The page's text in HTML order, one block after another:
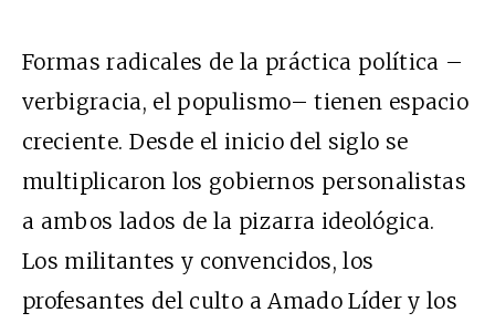
Formas radicales de la práctica política –
verbigracia, el populismo– tienen espacio
creciente. Desde el inicio del siglo se
multiplicaron los gobiernos personalistas
a ambos lados de la pizarra ideológica.
Los militantes y convencidos, los
profesantes del culto a Amado Líder y los